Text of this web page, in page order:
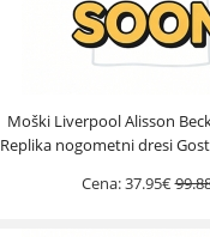
Moški Liverpool Alisson
Replika nogometni dresi
Cena:37.95€